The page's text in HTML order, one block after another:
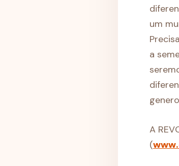
um
a
A
(